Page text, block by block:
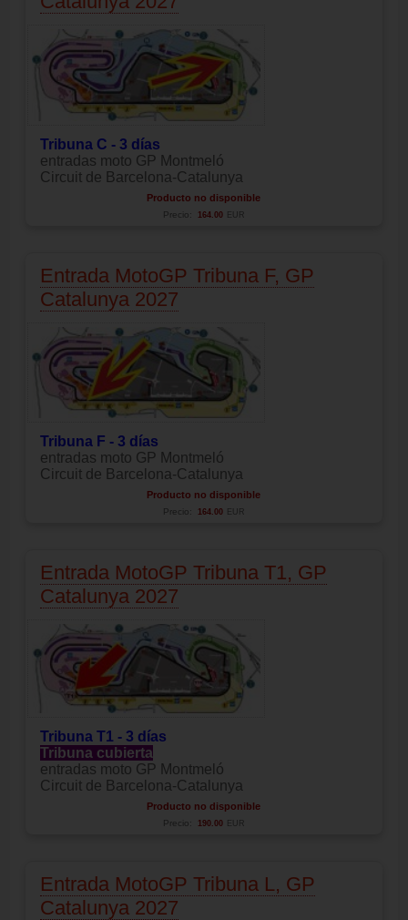
Tribuna C - 3 días
entradas moto GP Montmeló
Circuit de Barcelona-Catalunya
Producto no disponible
Precio: 164.00 EUR
Entrada MotoGP Tribuna F, GP
Catalunya 2027
Tribuna F - 3 días
entradas moto GP Montmeló
Circuit de Barcelona-Catalunya
Producto no disponible
Precio: 164.00 EUR
Entrada MotoGP Tribuna T1, GP
Catalunya 2027
Tribuna T1 - 3 días
Tribuna cubierta
entradas moto GP Montmeló
Circuit de Barcelona-Catalunya
Producto no disponible
Precio: 190.00 EUR
Entrada MotoGP Tribuna L, GP
Catalunya 2027